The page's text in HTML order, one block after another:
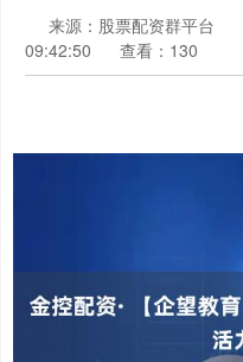
来源：股票配资群平台
09:42:50
查看：130